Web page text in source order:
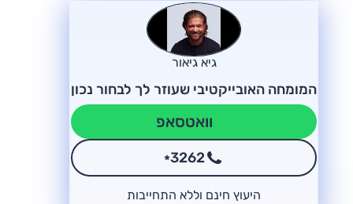
גיא גיאור
המומחה האובייקטיבי שעוזר לך לבחור נכון
וואטסאפ
*3262
היעוץ חינם וללא התחייבות